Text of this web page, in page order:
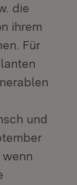
die
ihrem
Für
und